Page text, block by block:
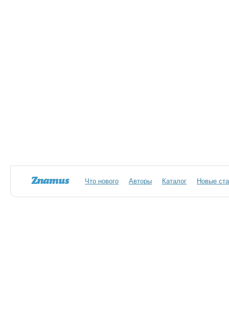
Что нового Авторы Каталог Новые